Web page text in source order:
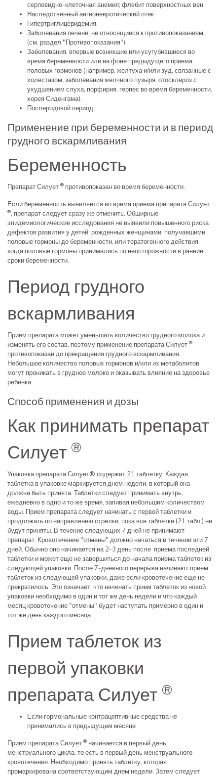
серповидно-клеточная анемия; флебит поверхностных вен.
Наследственный ангионевротический отек.
Гипертриглицеридемия.
Заболевания печени, не относящиеся к противопоказаниям
(см. раздел "Противопоказания").
Заболевания, впервые возникшие или усугубившиеся во
время беременности или на фоне предыдущего приема
половых гормонов (например, желтуха и/или зуд, связанные с
холестазом, заболевания желчного пузыря, отосклероз с
ухудшением слуха, порфирия, герпес во время беременности,
хорея Сиденгама).
Послеродовой период.
Применение при беременности и в период
грудного вскармливания
Беременность
Препарат Силует ® противопоказан во время беременности.
Если беременность выявляется во время приема препарата Силует
® , препарат следует сразу же отменить. Обширные
эпидемиологические исследования не выявили повышенного риска
дефектов развития у детей, рожденных женщинами, получавшими
половые гормоны до беременности, или тератогенного действия,
когда половые гормоны принимались по неосторожности в ранние
сроки беременности.
Период грудного
вскармливания
Прием препарата может уменьшать количество грудного молока и
изменять его состав, поэтому применение препарата Силует ®
противопоказан до прекращения грудного вскармливания.
Небольшое количество половых гормонов и/или их метаболитов
могут проникать в грудное молоко и оказывать влияние на здоровье
ребенка.
Способ применения и дозы
Как принимать препарат
Силует ®
Упаковка препарата Силует® содержит 21 таблетку. Каждая
таблетка в упаковке маркируется днем недели, в который она
должна быть принята. Таблетки следует принимать внутрь,
ежедневно в одно и то же время, запивая небольшим количеством
воды. Прием препарата следует начинать с первой таблетки и
продолжать по направлению стрелки, пока все таблетки (21 табл.) не
будут приняты. В течение следующих 7 дней не принимают
препарат. Кровотечение "отмены" должно начаться в течении эти 7
дней. Обычно оно начинается на 2-3 день после приема последней
таблетки и может еще не завершиться до начала приема таблеток из
следующей упаковки. После 7-дневного перерыва начинают прием
таблеток из следующей упаковки, даже если кровотечение еще не
прекратилось. Это означает, что начинать прием таблеток из новой
упаковки необходимо в один и тот же день недели и что каждый
месяц кровотечение "отмены" будет наступать примерно в один и
тот же день каждого месяца.
Прием таблеток из
первой упаковки
препарата Силует ®
Если гормональные контрацептивные средства не
принимались в предыдущем месяце
Прием препарата Силует ® начинается в первый день
менструального цикла, то есть в первый день менструального
кровотечения. Необходимо принять таблетку, которая
промаркирована соответствующим днем недели. Затем следует